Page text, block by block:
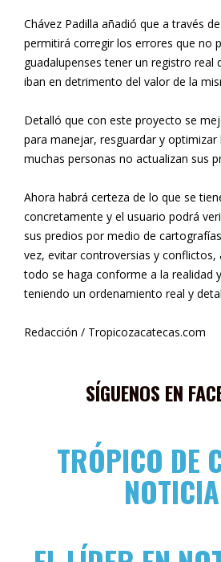
Chávez Padilla añadió que a través
permitirá corregir los errores que no
guadalupenses tener un registro real
iban en detrimento del valor de la
Detalló que con este proyecto se
para manejar, resguardar y
muchas personas no actualizan sus
Ahora habrá certeza de lo que se
concretamente y el usuario podrá
sus predios por medio de
vez, evitar controversias y conflictos,
todo se haga conforme a la realidad
teniendo un ordenamiento real y
Redacción / Tropicozacatecas.com
SÍGUENOS EN
TRÓPICO DE